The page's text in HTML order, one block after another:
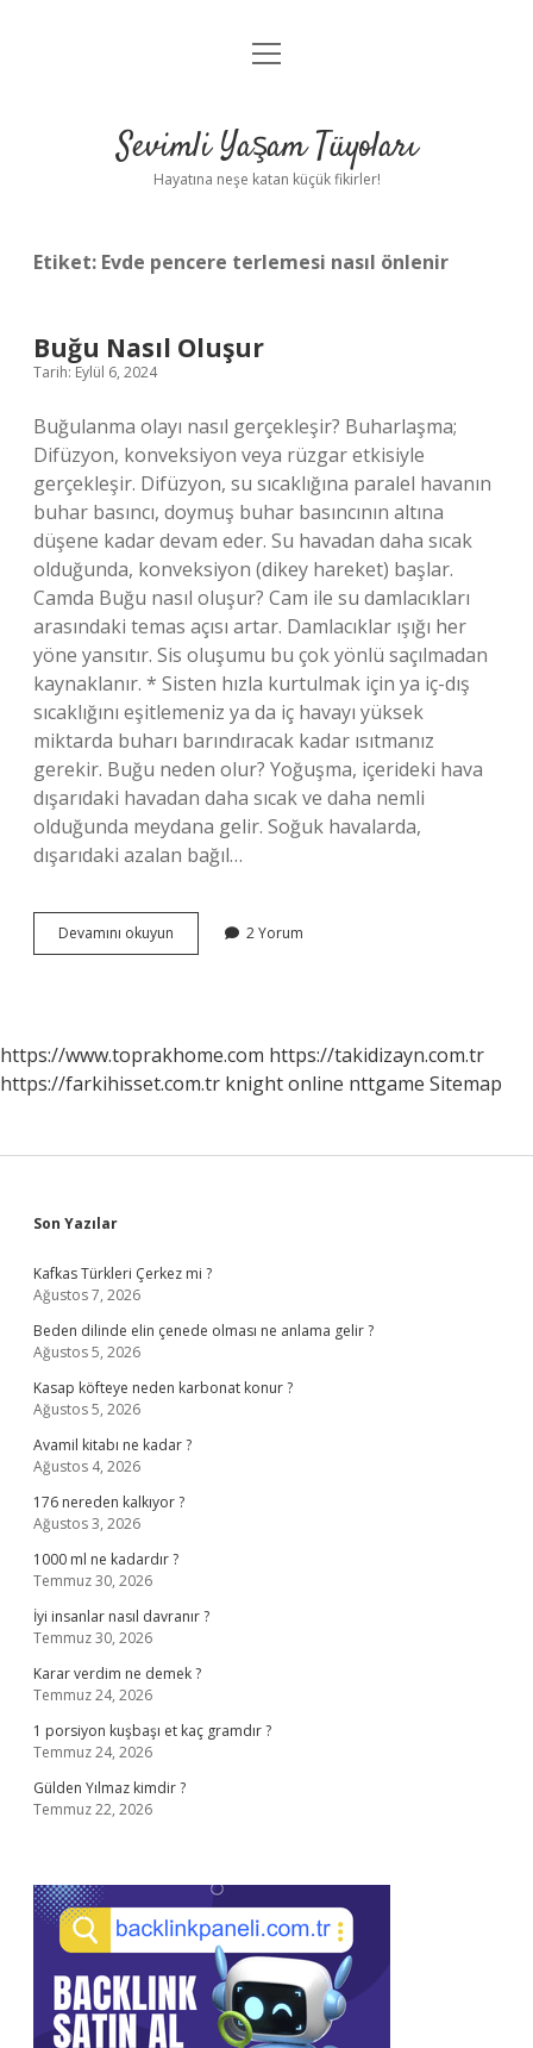
Anasayfa
Yasal Uyarı
menüyü
Sevimli Yaşam Tüyoları
Hayatına neşe katan küçük fikirler!
Etiket: Evde pencere terlemesi nasıl önlenir
Buğu Nasıl Oluşur
Tarih: Eylül 6, 2024
Buğulanma olayı nasıl gerçekleşir? Buharlaşma;
Difüzyon, konveksiyon veya rüzgar etkisiyle
gerçekleşir. Difüzyon, su sıcaklığına paralel havanın
buhar basıncı, doymuş buhar basıncının altına
düşene kadar devam eder. Su havadan daha sıcak
olduğunda, konveksiyon (dikey hareket) başlar.
Camda Buğu nasıl oluşur? Cam ile su damlacıkları
arasındaki temas açısı artar. Damlacıklar ışığı her
yöne yansıtır. Sis oluşumu bu çok yönlü saçılmadan
kaynaklanır. * Sisten hızla kurtulmak için ya iç-dış
sıcaklığını eşitlemeniz ya da iç havayı yüksek
miktarda buharı barındıracak kadar ısıtmanız
gerekir. Buğu neden olur? Yoğuşma, içerideki hava
dışarıdaki havadan daha sıcak ve daha nemli
olduğunda meydana gelir. Soğuk havalarda,
dışarıdaki azalan bağıl…
Devamını okuyun
Nasıl
2 Yorum
https://www.toprakhome.com https://takidizayn.com.tr
https://farkihisset.com.tr knight online nttgame Sitemap
Sidebar
Son Yazılar
Kafkas Türkleri Çerkez mi ?
Ağustos 7, 2026
Beden dilinde elin çenede olması ne anlama gelir ?
Ağustos 5, 2026
Kasap köfteye neden karbonat konur ?
Ağustos 5, 2026
Avamil kitabı ne kadar ?
Ağustos 4, 2026
176 nereden kalkıyor ?
Ağustos 3, 2026
1000 ml ne kadardır ?
Temmuz 30, 2026
İyi insanlar nasıl davranır ?
Temmuz 30, 2026
Karar verdim ne demek ?
Temmuz 24, 2026
1 porsiyon kuşbaşı et kaç gramdır ?
Temmuz 24, 2026
Gülden Yılmaz kimdir ?
Temmuz 22, 2026